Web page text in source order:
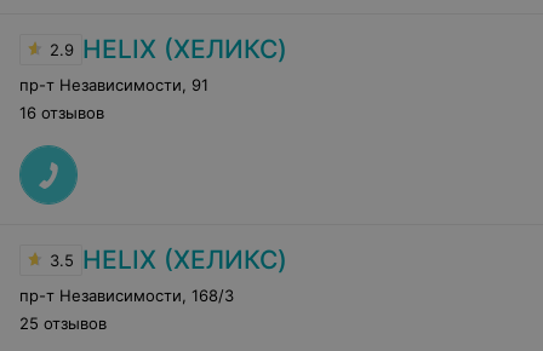
2.9 HELIX (ХЕЛИКС)
пр-т Независимости, 91
16 отзывов
3.5 HELIX (ХЕЛИКС)
пр-т Независимости 168/3
25 отзывов